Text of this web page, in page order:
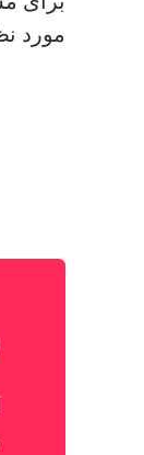
مورد